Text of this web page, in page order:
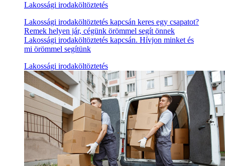
Lakossági irodaköltöztetés
Lakossági irodaköltöztetés kapcsán keres egy csapatot?
Remek helyen jár, cégünk örömmel segít önnek
Lakossági irodaköltöztetés kapcsán. Hívjon minket és
mi örömmel segítünk
Lakossági irodaköltöztetés